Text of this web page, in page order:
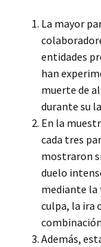
La mayor
entidades
han
muerte de
durante su
En la
cada tres
mostraron
duelo
mediante
culpa, la ira
Además,